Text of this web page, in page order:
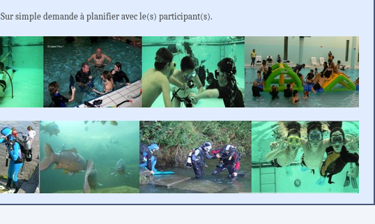
Sur simple demande à planifier avec le(s) participant(s).